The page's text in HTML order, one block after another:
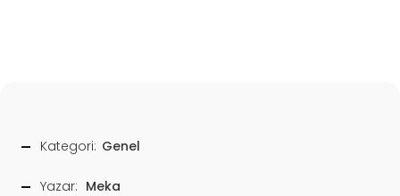
Kategori: Genel
Yazar: Meka